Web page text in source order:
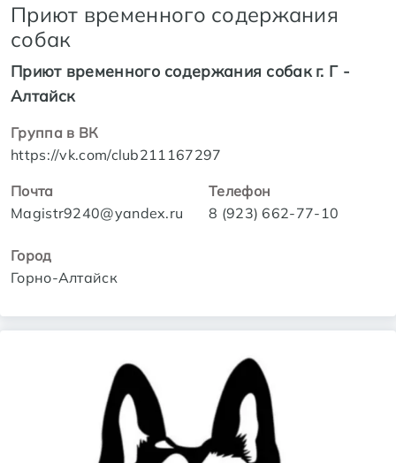
Приют временного содержания
собак
Приют временного содержания собак г. Г -
Алтайск
Группа в ВК
https://vk.com/club211167297
Почта
Magistr9240@yandex.ru
Телефон
8 (923) 662-77-10
Город
Горно-Алтайск